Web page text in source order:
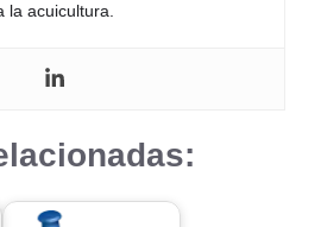
la acuicultura.